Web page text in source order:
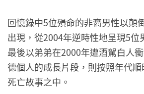
回憶錄中5位殞命的非裔男性以顛
出現，從2004年逆時性地呈現5位
最後以弟弟在2000年遭酒駕白人
德個人的成長片段，則按照年代
死亡故事之中。